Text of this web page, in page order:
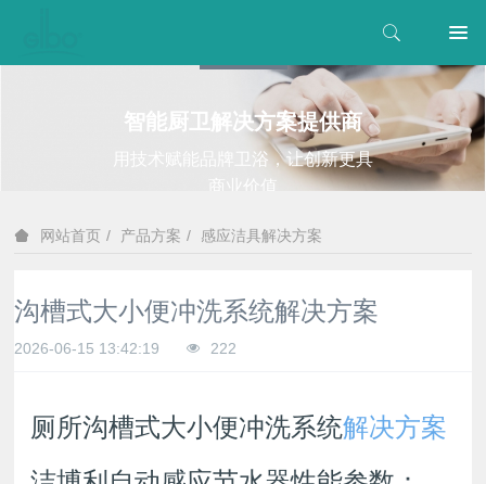
智能厨卫解决方案提供商
用技术赋能品牌卫浴，让创新更具
商业价值
网站首页 产品方案 感应洁具解决方案
沟槽式大小便冲洗系统解决方案
2026-06-15 13:42:19 222
厕所沟槽式大小便冲洗系统解决方案